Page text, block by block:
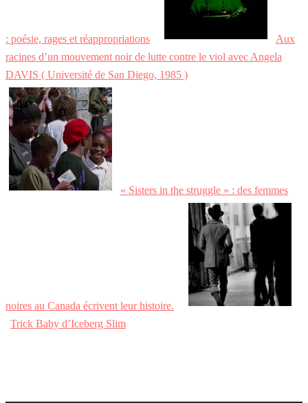
: poésie, rages et réappropriations
Aux
racines d’un mouvement noir de lutte contre le viol avec Angela
DAVIS ( Université de San Diego, 1985 )
« Sisters in the struggle » : des femmes
noires au Canada écrivent leur histoire.
Trick Baby d’Iceberg Slim